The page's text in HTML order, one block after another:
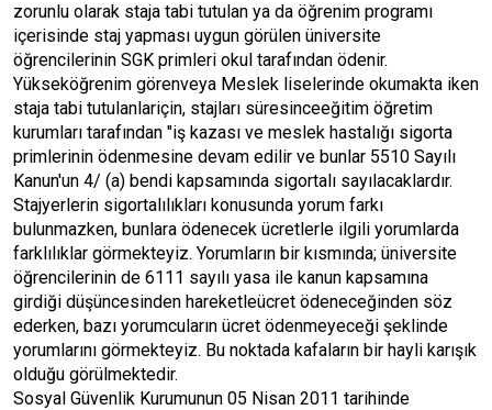
zorunlu olarak staja tabi tutulan ya da öğrenim programı
içerisinde staj yapması uygun görülen üniversite
öğrencilerinin SGK primleri okul tarafından ödenir.
Yükseköğrenim görenveya Meslek liselerinde okumakta iken
staja tabi tutulanlariçin, stajları süresinceeğitim öğretim
kurumları tarafından "iş kazası ve meslek hastalığı sigorta
primlerinin ödenmesine devam edilir ve bunlar 5510 Sayılı
Kanun'un 4/ (a) bendi kapsamında sigortalı sayılacaklardır.
Stajyerlerin sigortalılıkları konusunda yorum farkı
bulunmazken, bunlara ödenecek ücretlerle ilgili yorumlarda
farklılıklar görmekteyiz. Yorumların bir kısmında; üniversite
öğrencilerinin de 6111 sayılı yasa ile kanun kapsamına
girdiği düşüncesinden hareketleücret ödeneceğinden söz
ederken, bazı yorumcuların ücret ödenmeyeceği şeklinde
yorumlarını görmekteyiz. Bu noktada kafaların bir hayli karışık
olduğu görülmektedir.
Sosyal Güvenlik Kurumunun 05 Nisan 2011 tarihinde